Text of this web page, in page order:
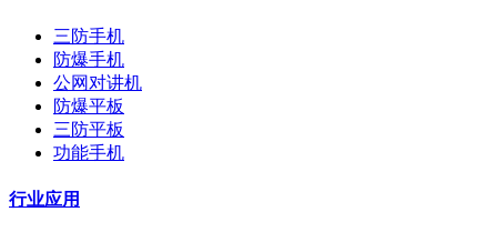
三防手机
防爆手机
公网对讲机
防爆平板
三防平板
功能手机
行业应用